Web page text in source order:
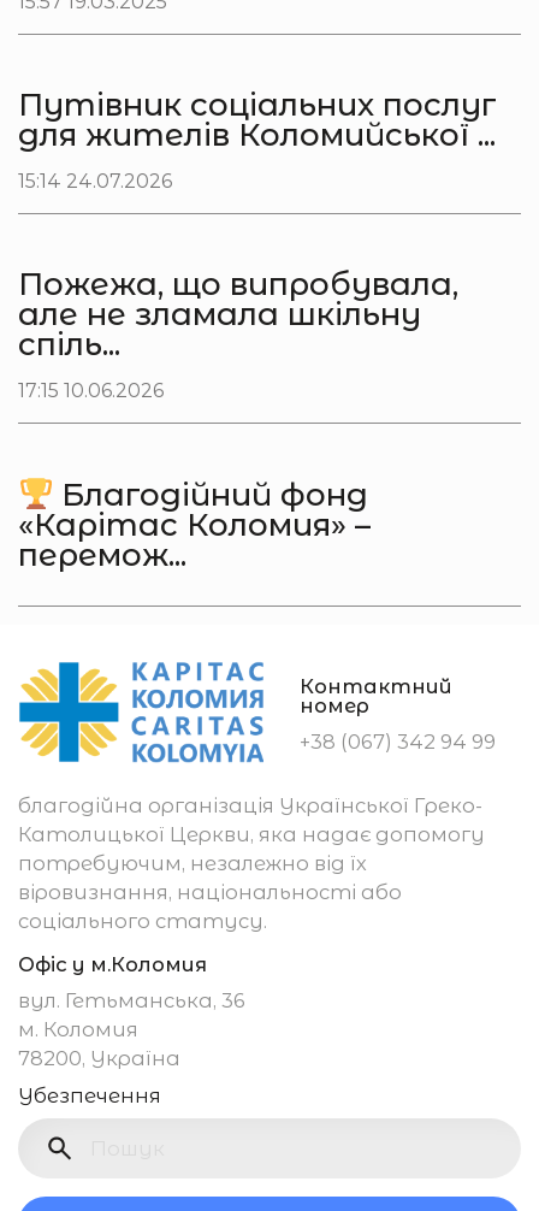
Путівник соціальних послуг
для жителів Коломийської ...
15:14 24.07.2026
Пожежа, що випробувала,
але не зламала шкільну
спіль...
17:15 10.06.2026
Благодійний фонд
«Карітас Коломия» –
перемож...
Контактний
номер
+38 (067) 342 94 99
благодійна організація Української Греко-
Католицької Церкви, яка надає допомогу
потребуючим, незалежно від їх
віровизнання, національності або
соціального статусу.
Офіс у м.Коломия
вул. Гетьманська, 36
м. Коломия
78200, Україна
Убезпечення